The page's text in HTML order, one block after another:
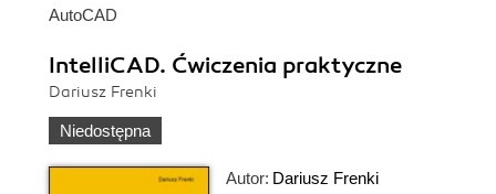
AutoCAD
IntelliCAD. Ćwiczenia praktyczne
Dariusz Frenki
Niedostępna
Autor: Dariusz Frenki